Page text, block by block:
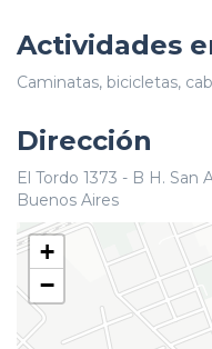
Actividades
Caminatas, bicicletas,
Dirección
El Tordo 1373 - B H. San
Buenos Aires
+
−